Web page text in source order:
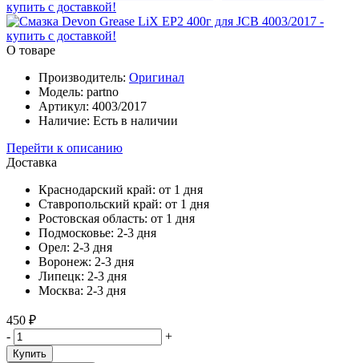
О товаре
Производитель: Oригинал
Модель: partno
Артикул: 4003/2017
Наличие: Есть в наличии
Перейти к описанию
Доставка
Краснодарский край: от 1 дня
Ставропольский край: от 1 дня
Ростовская область: от 1 дня
Подмосковье: 2-3 дня
Орел: 2-3 дня
Воронеж: 2-3 дня
Липецк: 2-3 дня
Москва: 2-3 дня
450 ₽
-
+
Купить